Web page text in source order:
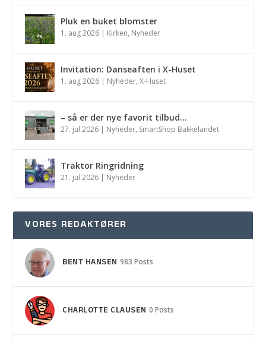
Pluk en buket blomster
1. aug 2026 | Kirken, Nyheder
Invitation: Danseaften i X-Huset
1. aug 2026 | Nyheder,X-Huset
– så er der nye favorit tilbud…
27. jul 2026 | Nyheder, SmartShop Bakkelandet
Traktor Ringridning
21. jul 2026 | Nyheder
VORES REDAKTØRER
BENT HANSEN 983 Posts
CHARLOTTE CLAUSEN 0 Posts